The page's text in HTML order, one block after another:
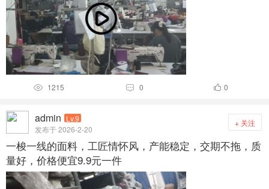
 1215  0  0
admin Lv.9
发布于 2026-2-20
+ 关注
一梭一线的面料，工匠情怀风，产能稳定，交期不拖，质
量好，价格便宜9.9元一件